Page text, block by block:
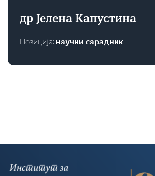
др Јелена Капустина
Позиција∶ научни сарадник